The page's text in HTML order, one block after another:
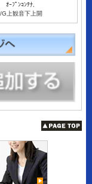
ｵｰﾌﾟﾝｺﾝﾃﾅ,
G上観音下上開